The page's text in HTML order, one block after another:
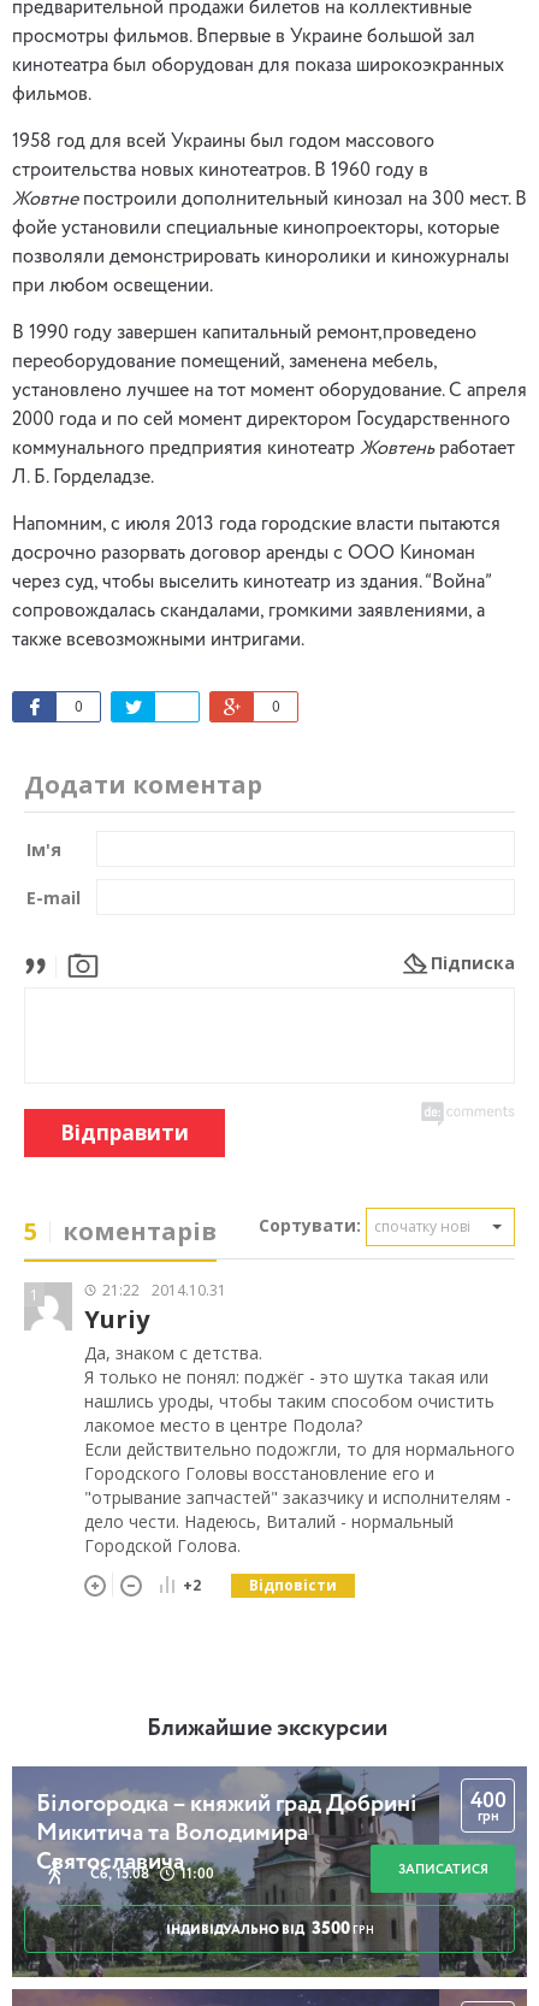
предварительной продажи билетов на коллективные
просмотры фильмов. Впервые в Украине большой зал
кинотеатра был оборудован для показа широкоэкранных
фильмов.
1958 год для всей Украины был годом массового
строительства новых кинотеатров. В 1960 году в
Жовтнепостроили дополнительный кинозал на 300 мест. В
фойе установили специальные кинопроекторы, которые
позволяли демонстрировать киноролики и киножурналы
при любом освещении.
В 1990 году завершен капитальный ремонт,проведено
переоборудование помещений, заменена мебель,
установлено лучшее на тот момент оборудование. С апреля
2000 года и по сей момент директором Государственного
коммунального предприятия кинотеатр Жовтеньработает
Л. Б. Горделадзе.
Напомним, с июля 2013 года городские власти пытаются
досрочно разорвать договор аренды с ООО Киноман
через суд, чтобы выселить кинотеатр из здания. “Война”
сопровождалась скандалами, громкими заявлениями, а
также всевозможными интригами.
0 0
Додати коментар
Ім'я
E-mail
Підписка
Відправити
5 коментарів Сортувати: спочатку нові
1 21:22 2014.10.31
Yuriy
Да, знаком с детства.
Я только не понял: поджёг - это шутка такая или
нашлись уроды, чтобы таким способом очистить
лакомое место в центре Подола?
Если действительно подожгли, то для нормального
Городского Головы восстановление его и
"отрывание запчастей" заказчику и исполнителям -
дело чести. Надеюсь, Виталий - нормальный
Городской Голова.
+2 Відповісти
Ближайшие экскурсии
Білогородка – княжий град Добрині
Микитича та Володимира
Святославича
Сб, 15.08 11:00
400
грн
ЗАПИСАТИСЯ
ІНДИВІДУАЛЬНО ВІД 3500 ГРН